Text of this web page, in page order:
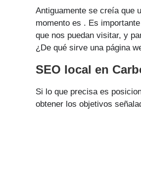
Antiguamente se creía que
momento es . Es
que nos puedan visitar, y
¿De qué sirve una página
SEO local en
Si lo que precisa es
obtener los objetivos